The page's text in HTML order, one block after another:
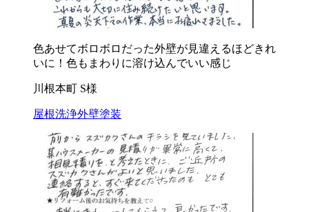
色あせてボロボロだった外壁が見違えるほどきれ
いに！色もまわりに溶け込んでいい感じ
川根本町 S様
屋根洗浄外壁塗装